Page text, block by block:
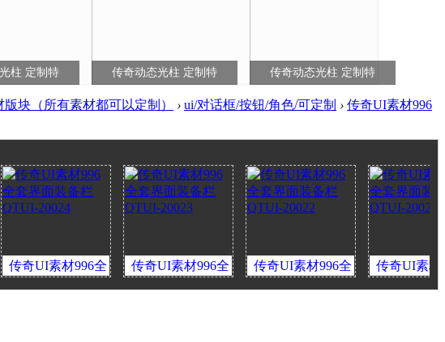
柱 定制特 传奇动态光柱 定制特 传奇动态光柱 定制特
版块（所有素材都可以定制） › ui/对话框/按钮/角色/可定制 › 传奇UI素材996
全
传奇UI素材996全
传奇UI素材996全
传奇UI素材996全
传